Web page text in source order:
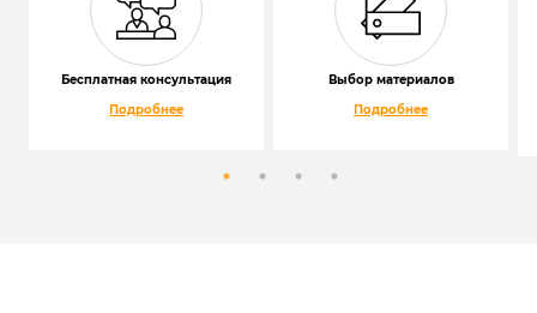
Бесплатная консультация
Подробнее
Выбор материалов
Подробнее